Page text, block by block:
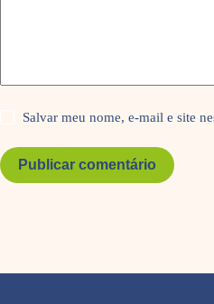
Salvar meu nome, e-mail e site
Publicar comentário